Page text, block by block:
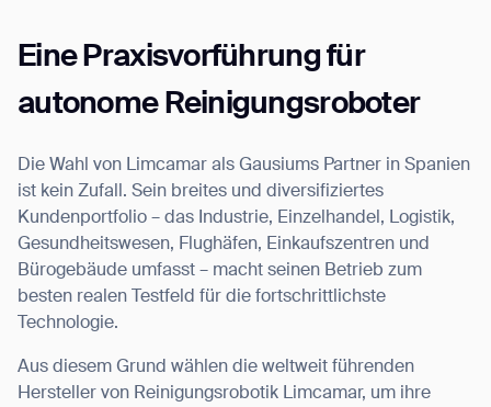
Eine Praxisvorführung für
autonome Reinigungsroboter
Die Wahl von Limcamar als Gausiums Partner in Spanien
ist kein Zufall. Sein breites und diversifiziertes
Kundenportfolio – das Industrie, Einzelhandel, Logistik,
Gesundheitswesen, Flughäfen, Einkaufszentren und
Bürogebäude umfasst – macht seinen Betrieb zum
besten realen Testfeld für die fortschrittlichste
Technologie.
Aus diesem Grund wählen die weltweit führenden
Hersteller von Reinigungsrobotik Limcamar, um ihre